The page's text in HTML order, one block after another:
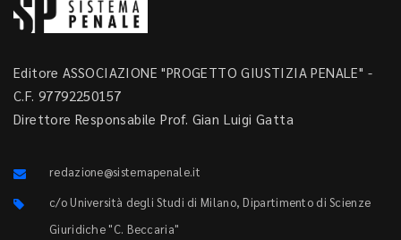
Editore ASSOCIAZIONE "PROGETTO GIUSTIZIA PENALE" -
C.F. 97792250157
Direttore Responsabile Prof. Gian Luigi Gatta
redazione@sistemapenale.it
c/o Università degli Studi di Milano, Dipartimento di Scienze
Giuridiche "C. Beccaria"